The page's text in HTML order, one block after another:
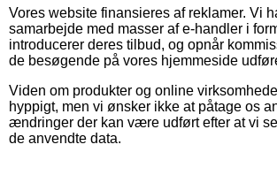
Vores website finansieres af reklamer. Vi
samarbejde med masser af e-handler i
introducerer deres tilbud, og opnår
de besøgende på vores hjemmeside
Viden om produkter og online
hyppigt, men vi ønsker ikke at påtage os
ændringer der kan være udført efter at vi
de anvendte data.